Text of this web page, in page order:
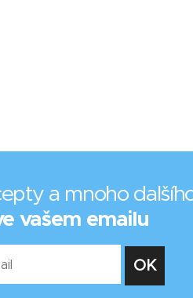
a mnoho
vašem emailu